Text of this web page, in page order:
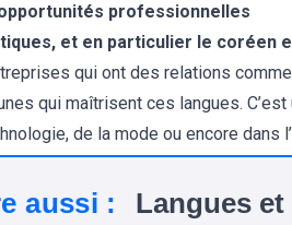
professionnelles
et en particulier le coréen
qui ont des relations
qui maîtrisent ces langues.
de la mode ou encore dans
aussi :
Langues